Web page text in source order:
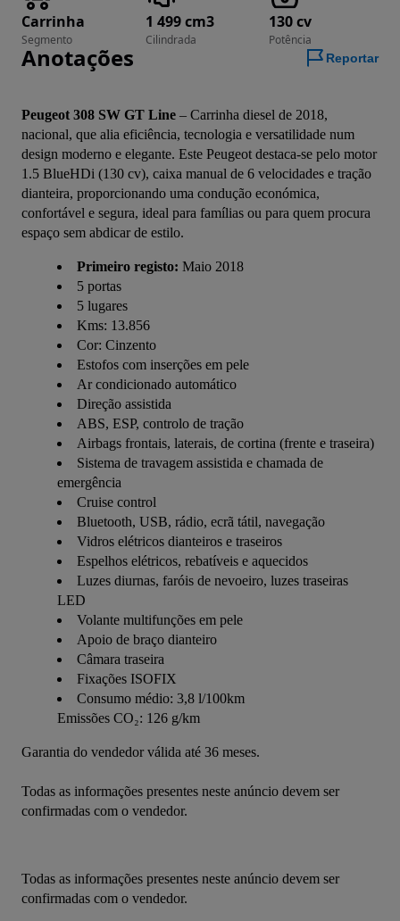
Carrinha
Segmento
1 499 cm3
Cilindrada
130 cv
Potência
Anotações Reportar
Peugeot 308 SW GT Line – Carrinha diesel de 2018,
nacional, que alia eficiência, tecnologia e versatilidade num
design moderno e elegante. Este Peugeot destaca-se pelo motor
1.5 BlueHDi (130 cv), caixa manual de 6 velocidades e tração
dianteira, proporcionando uma condução económica,
confortável e segura, ideal para famílias ou para quem procura
espaço sem abdicar de estilo.
Primeiro registo: Maio 2018
5 portas
5 lugares
Kms: 13.856
Cor: Cinzento
Estofos com inserções em pele
Ar condicionado automático
Direção assistida
ABS, ESP, controlo de tração
Airbags frontais, laterais, de cortina (frente e traseira)
Sistema de travagem assistida e chamada de
emergência
Cruise control
Bluetooth, USB, rádio, ecrã tátil, navegação
Vidros elétricos dianteiros e traseiros
Espelhos elétricos, rebatíveis e aquecidos
Luzes diurnas, faróis de nevoeiro, luzes traseiras
LED
Volante multifunções em pele
Apoio de braço dianteiro
Câmara traseira
Fixações ISOFIX
Consumo médio: 3,8 l/100km
Emissões CO₂: 126 g/km
Garantia do vendedor válida até 36 meses.
Todas as informações presentes neste anúncio devem ser
confirmadas com o vendedor.
Todas as informações presentes neste anúncio devem ser
confirmadas com o vendedor.